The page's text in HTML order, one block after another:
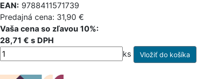
EAN: 9788411571739
Predajná cena: 31,90 €
Vaša cena so zľavou 10%:
28,71 € s DPH
ks